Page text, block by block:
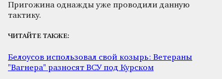
Пригожина однажды уже проводили данную
тактику.
ЧИТАЙТЕ ТАКЖЕ:
Белоусов использовал свой козырь: Ветераны
"Вагнера" разносят ВСУ под Курском